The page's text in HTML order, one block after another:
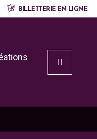
BILLETTERIE EN LIGNE